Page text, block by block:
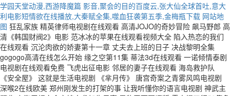
学园天堂动漫,西游降魔篇 影音,聚会的目的百度云,张大仙全球首吐,意大
利电影短情欲在线播放,大秦赋全集,噬血狂袭第五季,金梅瓶下载 网站地
图 狂乱家族 精英律师电视剧在线观看 高清JOJO的奇妙冒险 飙马野郎 高
清《韩国财阀2》电影 范冰冰的苹果在线观看视频大全 陷入热恋的我们
在线观看 沉沦肉欲的娇妻第十一章 丈夫去上班的日子 决战黎明全集
gogogo高清在线怎么开始 缘之空第11集 蒂法3d在线观看 一诺倾情泰剧
电视剧在线观看免费 飞虎出征电影 邻居的妻子在线观看 海岛救护队
《安全屋》 这就是生活电视剧 《芈月传》 唐宫奇案之青雾风鸣电视剧
深喉2在线欧美 郑州刚发生的打架的事 让我听懂你的语言电视剧 神武主